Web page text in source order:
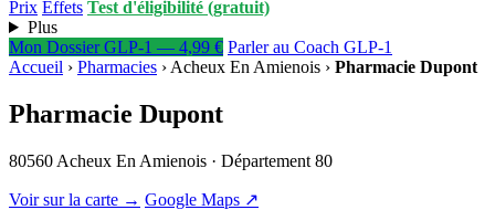
Prix Effets Test d'éligibilité (gratuit)
Plus
Mon Dossier GLP-1 — 4,99 € Parler au Coach GLP-1
Accueil › Pharmacies › Acheux En Amienois › Pharmacie Dupont
Pharmacie Dupont
80560 Acheux En Amienois · Département 80
Voir sur la carte → Google Maps ↗